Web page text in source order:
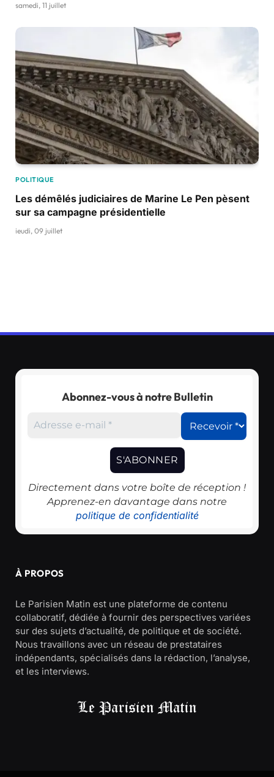
samedi, 11 juillet
POLITIQUE
Les démêlés judiciaires de Marine Le Pen pèsent
sur sa campagne présidentielle
jeudi, 09 juillet
Abonnez-vous à notre Bulletin
Directement dans votre boîte de réception !
Apprenez-en davantage dans notre
politique de confidentialité
À PROPOS
Le Parisien Matin est une plateforme de contenu
collaboratif, dédiée à fournir des perspectives variées
sur des sujets d’actualité, de politique et de société.
Nous travaillons avec un réseau de prestataires
indépendants, spécialisés dans la rédaction, l’analyse,
et les interviews.